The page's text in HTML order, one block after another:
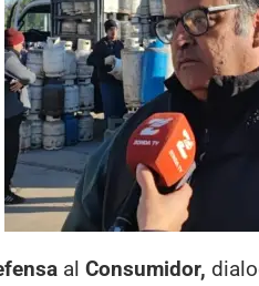
al Consumidor,